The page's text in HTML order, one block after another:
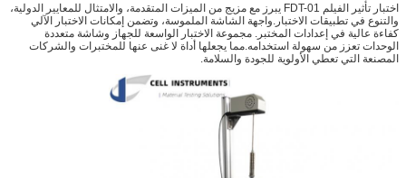
اختبار تأثير الفيلم FDT-01 يبرز مع مزيج من الميزات المتقدمة، والامتثال للمعايير الدولية،
والتنوع في تطبيقات الاختبار.واجهة الشاشة الملموسة، وتضمن إمكانات الاختبار الآلي
كفاءة عالية في إعدادات المختبر. مجموعة الاختبار الواسعة للجهاز وشاشة متعددة
الوحدات تعزز من سهولة استخدامه.مما يجعلها أداة لا غنى عنها للمختبرات والشركات
المصنعة التي تعطي الأولوية للجودة والسلامة.